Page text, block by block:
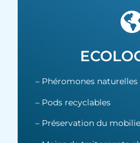
– Phéromones naturelles
– Pods recyclables
– Préservation du